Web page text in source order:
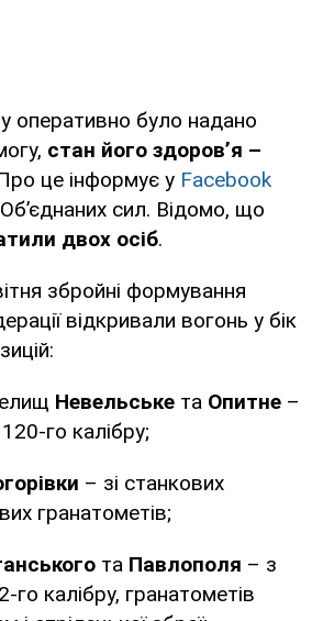
оперативно було надано
стан його здоров’я –
це інформує у Facebook
сил. Відомо, що
двох осіб.
збройні формування
відкривали вогонь у бік
Невельське та Опитне –
го калібру;
– зі станкових
гранатометів;
та Павлополя – з
го калібру, гранатометів